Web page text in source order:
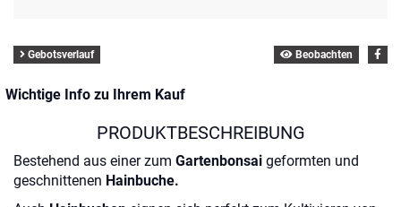
Gebotsverlauf Beobachten
Wichtige Info zu Ihrem Kauf
PRODUKTBESCHREIBUNG
Bestehend aus einer zum Gartenbonsai geformten und
geschnittenen Hainbuche.